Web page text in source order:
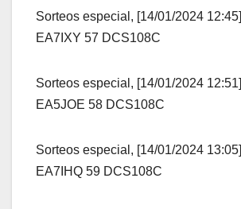
Sorteos especial, [14/01/2024 12:45]
EA7IXY 57 DCS108C
Sorteos especial, [14/01/2024 12:51]
EA5JOE 58 DCS108C
Sorteos especial, [14/01/2024 13:05]
EA7IHQ 59 DCS108C